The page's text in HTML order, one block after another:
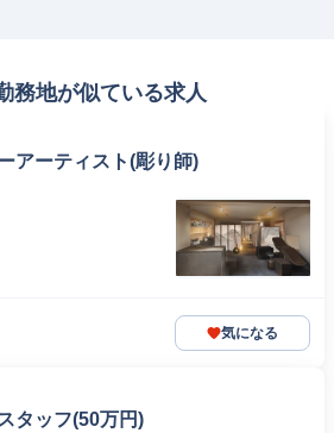
務地が似ている求人
アーティスト(彫り師)
気になる
タッフ(50万円)